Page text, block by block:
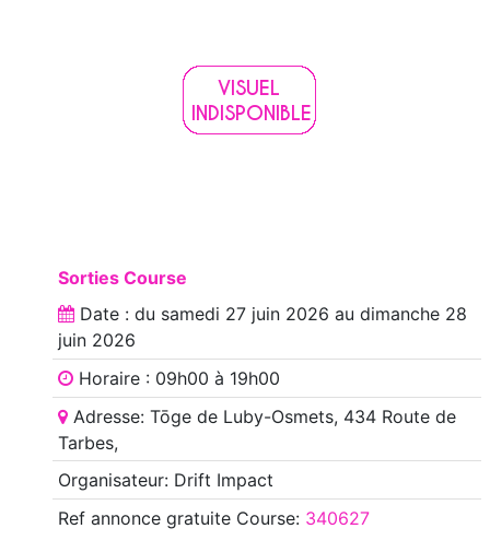
Sorties Course
Date : du samedi 27 juin 2026 au dimanche 28
juin 2026
Horaire : 09h00 à 19h00
Adresse: Tōge de Luby-Osmets, 434 Route de
Tarbes,
Organisateur: Drift Impact
Ref annoncegratuite Course: 340627